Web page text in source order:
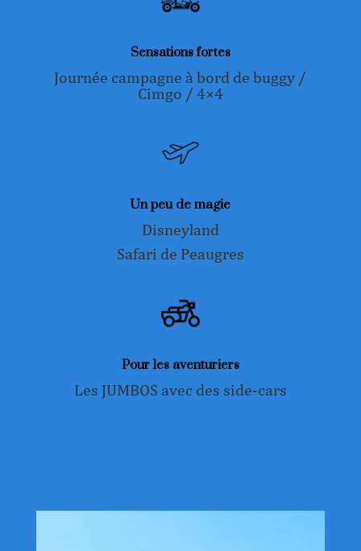
Sensations fortes
Journée campagne à bord de buggy /
Cimgo / 4×4
Un peu de magie
Disneyland
Safari de Peaugres
Pour les aventuriers
Les JUMBOS avec des side-cars